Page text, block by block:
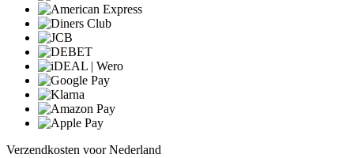
Verzendkosten voor Nederland